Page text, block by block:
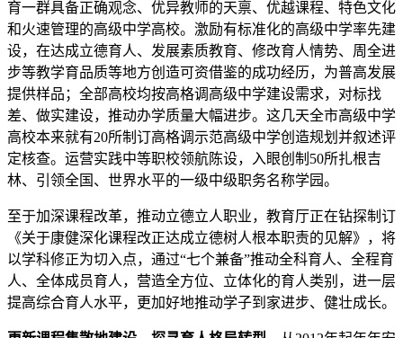
育一群具备正确观念、优异教师的天禀、优越课程、特色文化
和火速管理的高级中学高校。激励有标准化的高级中学率先建
设，在达成立德育人、发展素质教育、修改育人情势、周全进
步等教学育品质等地方创造可资借鉴的成功经历，为普高发展
提供样品；全部高校均按高格调高级中学建设需求，对标找
差、做实建设，推动办学质量大幅进步。这几天全市高级中学
高校本来就有20所制订高格调示范高级中学创造规划并叙述评
定核查。运营实践中等职校领航陈设，入眼创制50所扎根吉
林、引领全国、世界水平的一级中级职务名称学园。
至于加深课程改革，推动立德立人职业，教育厅正在钻探制订
《关于康健深化课程改正达成立德树人根本职责的见解》，将
以学科修正为切入点，通过“七个兼备”推动全科育人、全程育
人、全体成员育人，营造全方位、立体化的育人类别，进一层
提高综合育人水平，更加好地推动学子到家进步、健壮成长。